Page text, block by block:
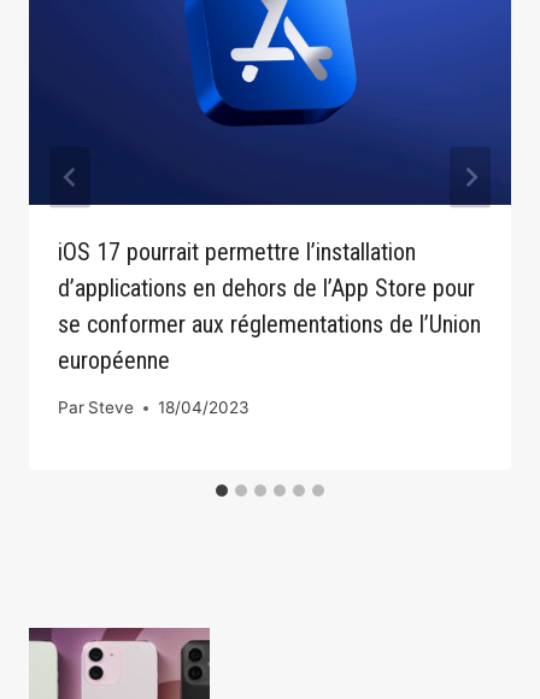
iOS 17 pourrait permettre l’installation
d’applications en dehors de l’App Store pour
se conformer aux réglementations de l’Union
européenne
Par Steve 18/04/2023